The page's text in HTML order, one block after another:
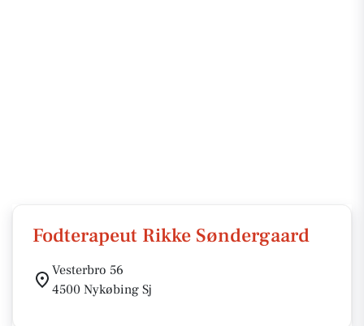
Fodterapeut Rikke Søndergaard
Vesterbro 56
4500 Nykøbing Sj